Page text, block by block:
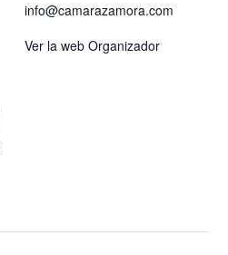
info@camarazamora.com
Ver la web Organizador